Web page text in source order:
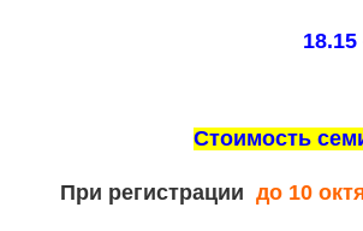
18.15
Стоимость
При регистрации до 10